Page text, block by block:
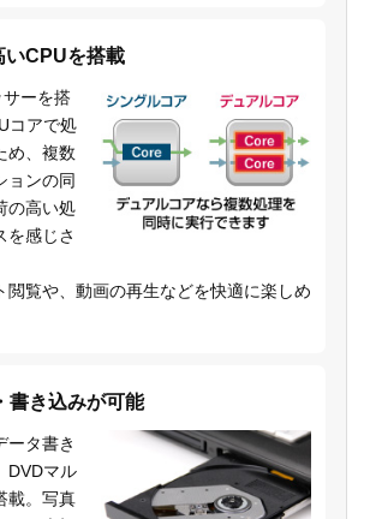
いCPUを搭載
ーを搭
コアで処
め、複数
ョンの同
の高い処
を感じさ
閲覧や、動画の再生などを快適に楽しめ
書き込みが可能
ータ書き
DVDマル
載。写真